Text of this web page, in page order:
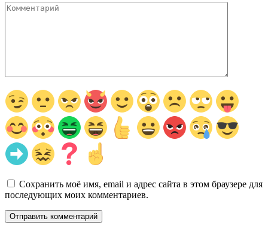
Комментарий
Сохранить моё имя, email и адрес сайта в этом браузере для
последующих моих комментариев.